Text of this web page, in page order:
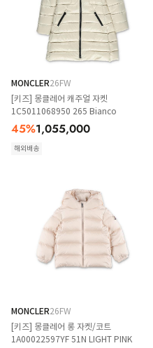
MONCLER26FW
[키즈] 몽클레어 캐주얼 자켓
1C5011068950 265 Bianco
45%1,055,000
해외배송
MONCLER26FW
[키즈] 몽클레어 롱 자켓/코트
1A00022597YF 51N LIGHT PINK